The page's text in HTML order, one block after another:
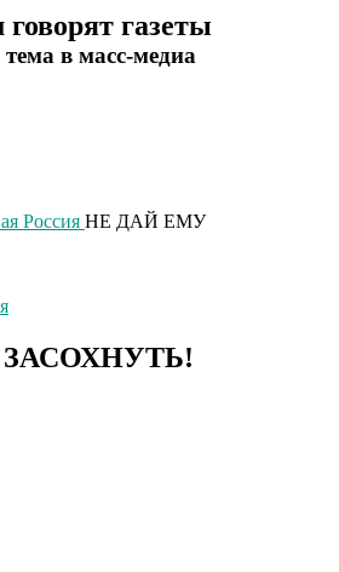
газеты
в масс-медиа
Россия НЕ ДАЙ ЕМУ